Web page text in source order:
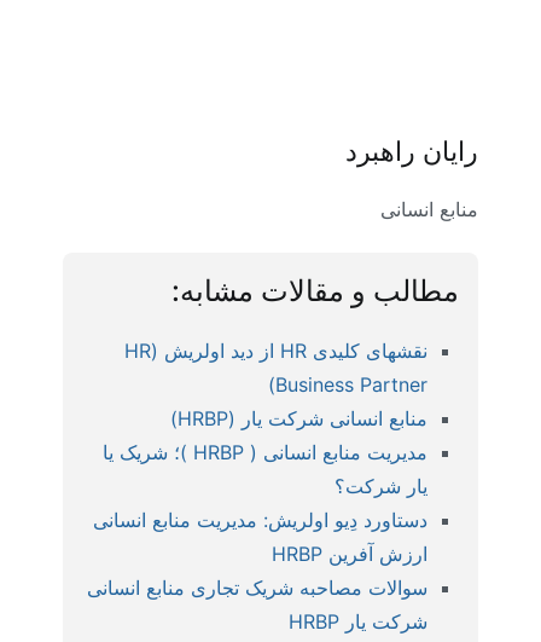
رایان راهبرد
منابع انسانی
مطالب و مقالات مشابه:
نقشهای کلیدی HR از دید اولریش (HR
Business Partner)
منابع انسانی شرکت یار (HRBP)
مدیریت منابع انسانی ( HRBP )؛ شریک یا
یار شرکت؟
دستاورد دِیو اولریش: مدیریت منابع انسانی
ارزش آفرین HRBP
سوالات مصاحبه شریک تجاری منابع انسانی
شرکت یار HRBP